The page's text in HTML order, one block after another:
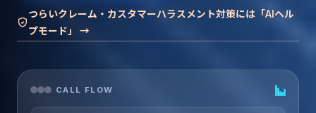
つらいクレーム・カスタマーハラスメント対策には「AIヘル
プモード」 →
CALL FLOW